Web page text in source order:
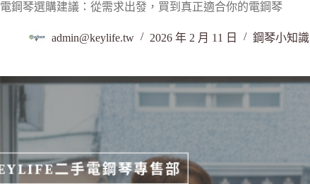
電鋼琴選購建議：從需求出發，買到真正適合你的電鋼琴
admin@keylife.tw 2026 年 2 月 11 日 鋼琴小知識